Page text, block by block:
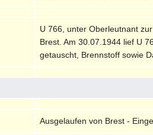
U 766, unter Oberleutnant
Brest. Am 30.07.1944 lief U
getauscht, Brennstoff sowie
Ausgelaufen von Brest -